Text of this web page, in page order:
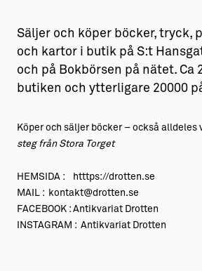
Säljer och köper böcker, tryck,
och kartor i butik på S:t
och på Bokbörsen på nätet. Ca
butiken och ytterligare 20000
Köper och säljer böcker – också alldeles
steg från Stora Torget
HEMSIDA : htttps://drotten.se
MAIL : kontakt@drotten.se
FACEBOOK : Antikvariat Drotten
INSTAGRAM : Antikvariat Drotten